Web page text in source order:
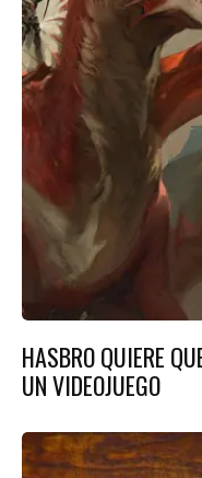
HASBRO QUIERE
UN VIDEOJUEGO